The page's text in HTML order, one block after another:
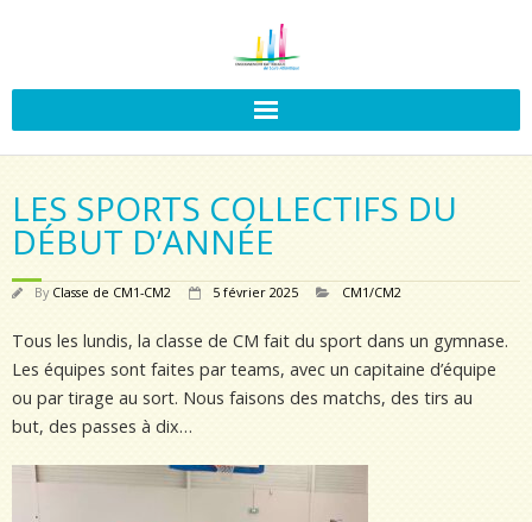
LES SPORTS COLLECTIFS DU
DÉBUT D’ANNÉE
By Classe de CM1-CM2 5 février 2025 CM1/CM2
Tous les lundis, la classe de CM fait du sport dans un gymnase.
Les équipes sont faites par teams, avec un capitaine d’équipe
ou par tirage au sort. Nous faisons des matchs, des tirs au
but, des passes à dix…